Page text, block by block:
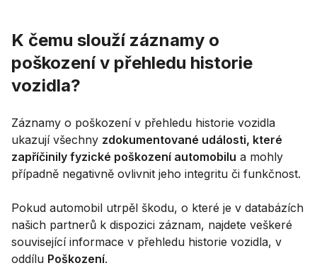
K čemu slouží záznamy o
poškození v přehledu historie
vozidla?
Záznamy o poškození v přehledu historie vozidla
ukazují všechny zdokumentované události, které
zapříčinily fyzické poškození automobilu a mohly
případně negativně ovlivnit jeho integritu či funkčnost.
Pokud automobil utrpěl škodu, o které je v databázích
našich partnerů k dispozici záznam, najdete veškeré
související informace v přehledu historie vozidla, v
oddílu Poškození.